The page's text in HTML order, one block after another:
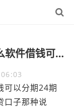
7个网贷口子推荐，专为攻克什么软件借钱可以分期24期难题
可以分期24期
口子那种说